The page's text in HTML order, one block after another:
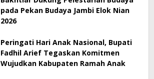
pada Pekan Budaya Jambi Elok Nian
2026
Peringati Hari Anak Nasional, Bupati
Fadhil Arief Tegaskan Komitmen
Wujudkan Kabupaten Ramah Anak